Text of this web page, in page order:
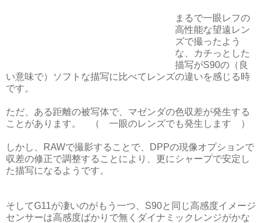
まるで一眼レフの
高性能な望遠レン
ズで撮ったよう
な、カチっとした
描写がS90の（良
い意味で）ソフトな描写に比べてレンズの違いを感じる時
です。
ただ、ある距離の被写体で、マゼンダの色収差が発生する
ことがあります。 （ 一眼のレンズでも発生します ）
しかし、RAWで撮影することで、DPPの現像オプションで
収差の修正で調整することにより、更にシャープで安定し
た描写になるようです。
そしてG11が凄いのがもう一つ、S90と同じ高感度イメージ
センサーは高感度ばかりで無くダイナミックレンジがかな